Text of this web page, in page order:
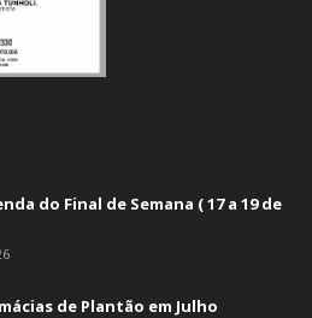
do Final de Semana ( 17 a 19 de
de Plantão em Julho